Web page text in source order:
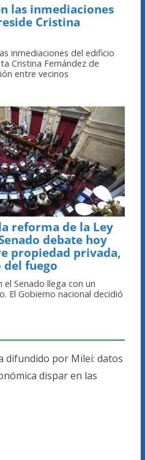
las inmediaciones
Cristina
inmediaciones del edificio
Cristina Fernández de
entre vecinos
reforma de la Ley
debate hoy
propiedad privada,
del fuego
el Senado llega con un
El Gobierno nacional decidió